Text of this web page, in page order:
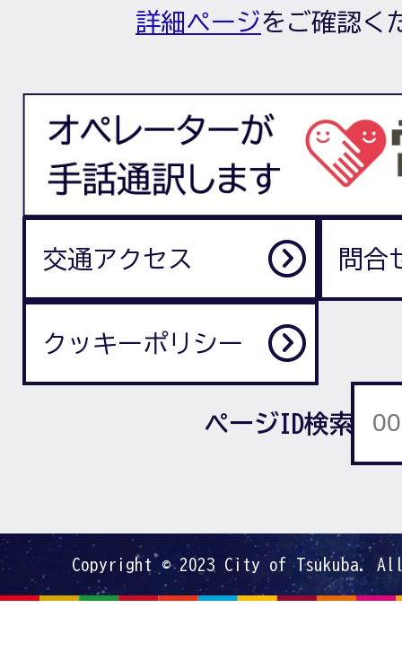
詳細ページをご確認く
交通アクセス 問合
クッキーポリシー
ページID検索
Copyright © 2023 City of Tsukuba.